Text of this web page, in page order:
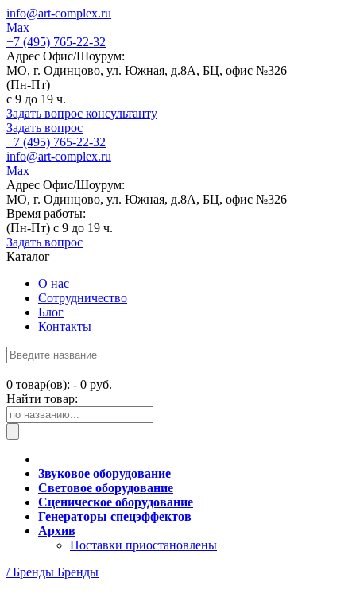
info@art-complex.ru
Max
+7 (495) 765-22-32
Адрес Офис/Шоурум:
МО, г. Одинцово, ул. Южная, д.8А, БЦ, офис №326
(Пн-Пт)
с 9 до 19 ч.
Задать вопрос консультанту
Задать вопрос
+7 (495) 765-22-32
info@art-complex.ru
Max
Адрес Офис/Шоурум:
МО, г. Одинцово, ул. Южная, д.8А, БЦ, офис №326
Время работы:
(Пн-Пт) с 9 до 19 ч.
Задать вопрос
Каталог
О нас
Сотрудничество
Блог
Контакты
0 товар(ов): - 0 руб.
Найти товар:
Звуковое оборудование
Световое оборудование
Сценическое оборудование
Генераторы спецэффектов
Архив
Поставки приостановлены
/ Бренды Бренды